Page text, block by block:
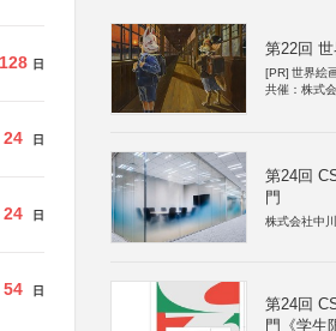
128 日
24 日
24 日
54 日
第22回
[PR] 世界絵
共催：株式
第24回
門
株式会社中
第24回
門《学生